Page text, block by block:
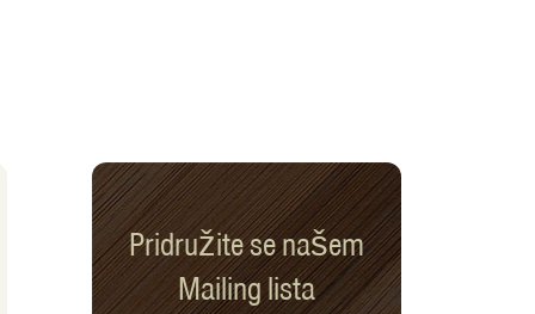
Pridružite se našem
Mailing lista